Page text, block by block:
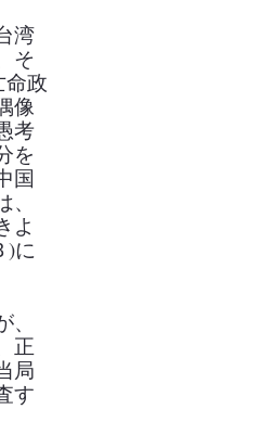
湾
そ
命政
像
考
を
国
よ
)に
正
局
す